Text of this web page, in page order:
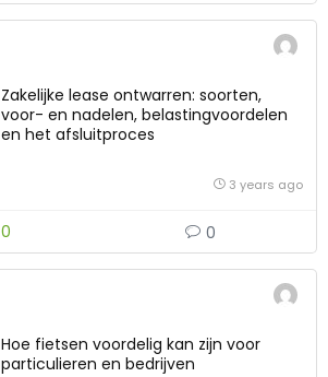
Zakelijke lease ontwarren: soorten,
voor- en nadelen, belastingvoordelen
en het afsluitproces
3 years ago
0 0
Hoe fietsen voordelig kan zijn voor
particulieren en bedrijven